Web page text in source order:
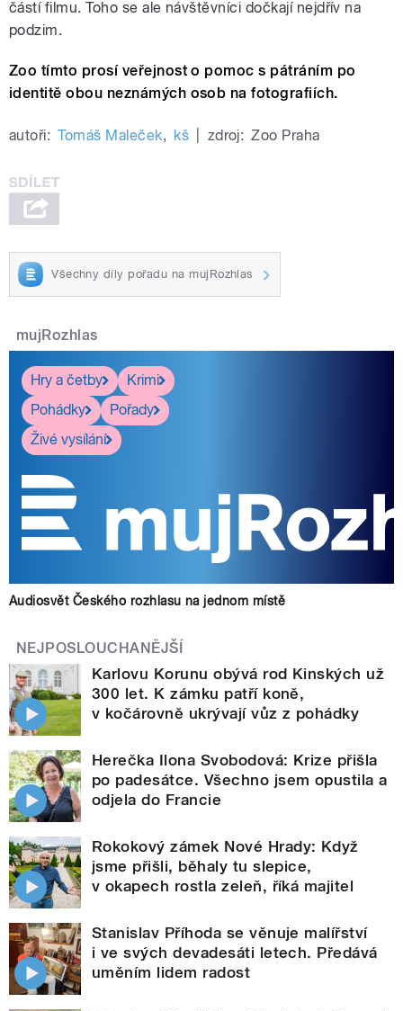
částí filmu. Toho se ale návštěvníci dočkají nejdřív na
podzim.
Zoo tímto prosí veřejnost o pomoc s pátráním po
identitě obou neznámých osob na fotografiích.
autoři: Tomáš Maleček, kš zdroj: Zoo Praha
Všechny díly pořadu na mujRozhlas
mujRozhlas
Hry a četby
Krimi
Pohádky
Pořady
Živé vysílání
Audiosvět Českého rozhlasu na jednom místě
NEJPOSLOUCHANĚJŠÍ
Karlovu Korunu obývá rod Kinských už
300 let. K zámku patří koně,
v kočárovně ukrývají vůz z pohádky
Herečka Ilona Svobodová: Krize přišla
po padesátce. Všechno jsem opustila a
odjela do Francie
Rokokový zámek Nové Hrady: Když
jsme přišli, běhaly tu slepice,
v okapech rostla zeleň, říká majitel
Stanislav Příhoda se věnuje malířství
i ve svých devadesáti letech. Předává
uměním lidem radost